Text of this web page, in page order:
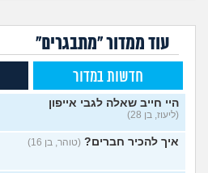
עוד ממדור "מתבגרים"
חדשות במדור
היי חייב שאלה לגבי אייפון
(ליעוז, בן 28)
איך להכיר חברים? (טוהר, בן 16)